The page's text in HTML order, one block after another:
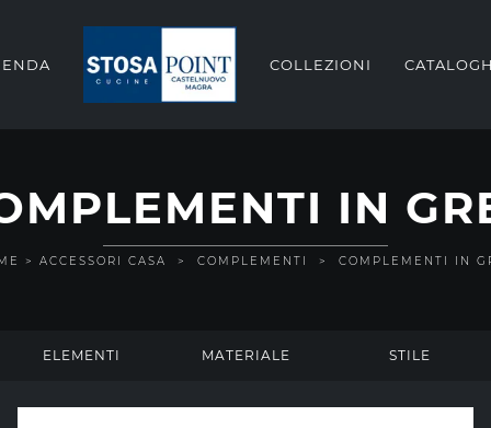
COLLEZIONI
IN
> ACCESSORI CASA > COMPLEMENTI > COMPLEMENTI IN
ELEMENTI MATERIALE STILE